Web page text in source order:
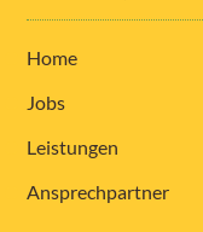
Home
Jobs
Leistungen
Ansprechpartner